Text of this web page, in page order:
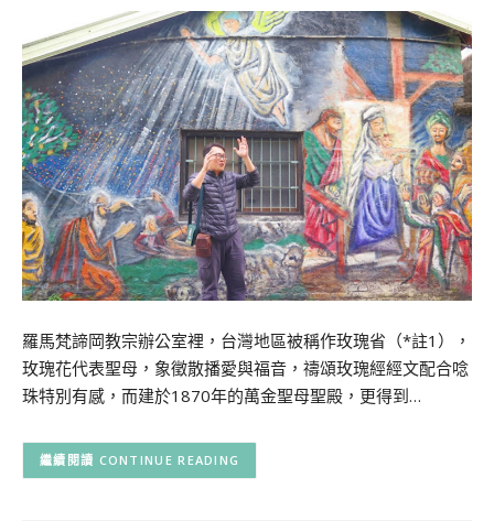
羅馬梵諦岡教宗辦公室裡，台灣地區被稱作玫瑰省（*註1），
玫瑰花代表聖母，象徵散播愛與福音，禱頌玫瑰經經文配合唸
珠特別有感，而建於1870年的萬金聖母聖殿，更得到…
CONTINUE READING